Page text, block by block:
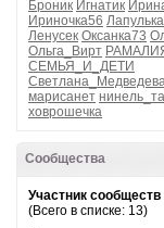
Броник Игнатик
Ириночка56
Ленусек Оксанка73
Ольга_Вирт
СЕМЬЯ_И_ДЕТИ
марисанет
ховрошечка
Сообщества
Участник сообществ
(Всего в списке: 13)